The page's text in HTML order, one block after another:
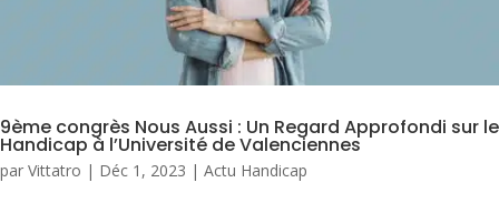
9ème congrès Nous Aussi : Un Regard Approfondi sur le
Handicap à l’Université de Valenciennes
par Vittatro | Déc 1, 2023 | Actu Handicap